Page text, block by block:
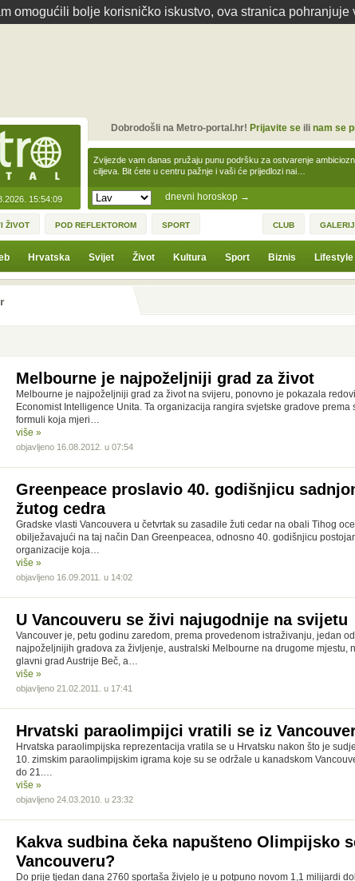
omogućili bolje korisničko iskustvo, ova stranica pohranjuje
15:54:09 dnevni horoskop →
Zvijezde vam danas pružaju punu podršku za ostvarenje
ciljeva. Bit ćete u centru pažnje i vaši će prijedlozi nai…
Dobrodošli na Metro-portal.hr! Prijavite seili nam se
ŽIVOT POD REFLEKTOROM SPORT CLUB
Hrvatska Svijet Život Kultura Sport Biznis Lifestyle
Melbourne je najpoželjniji grad za život
Melbourne je najpoželjniji grad za život na svijeru, ponovno je pokazala
Economist Intelligence Unita. Ta organizacija rangira svjetske gradove prema
formuli koja mjeri…
više »
objavljeno 16.08.2012. u 07:54
Greenpeace proslavio 40. godišnjicu
žutog cedra
Gradske vlasti Vancouvera u četvrtak su zasadile žuti cedar na obali Tihog
obilježavajući na taj način Dan Greenpeacea, odnosno 40. godišnjicu
organizacije koja…
više »
objavljeno 16.09.2011. u 14:02
U Vancouveru se živi najugodnije na svijetu
Vancouver je, petu godinu zaredom, prema provedenom istraživanju, jedan od
najpoželjnijih gradova za življenje, australski Melbourne na drugome mjestu,
glavni grad Austrije Beč, a…
više »
objavljeno 21.02.2011. u 17:41
Hrvatski paraolimpijci vratili se iz
Hrvatska paraolimpijska reprezentacija vratila se u Hrvatsku nakon što je
10. zimskim paraolimpijskim igrama koje su se održale u kanadskom
do 21.…
više »
objavljeno 24.03.2010. u 23:32
Kakva sudbina čeka napušteno Olimpijsko
Vancouveru?
Do prije tjedan dana 2760 sportaša živjelo je u potpuno novom 1,1 milijardi